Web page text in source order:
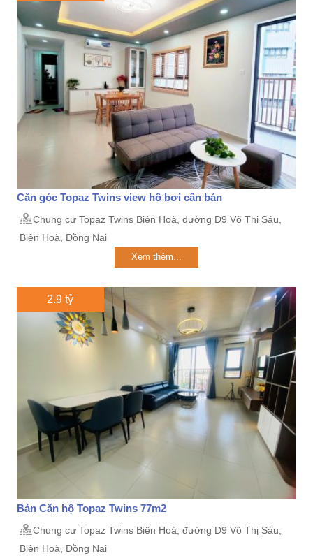
Căn góc Topaz Twins view hồ bơi cần bán
Chung cư Topaz Twins Biên Hoà, đường D9 Võ Thị Sáu,
Biên Hoà, Đồng Nai
Xem thêm...
2.9 tỷ
Bán Căn hộ Topaz Twins 77m2
Chung cư Topaz Twins Biên Hoà, đường D9 Võ Thị Sáu,
Biên Hoà, Đồng Nai